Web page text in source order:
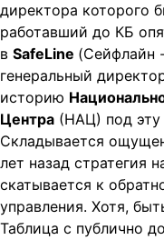
директора которого
работавший до КБ
в SafeLine (Сейфлайн
генеральный
историю
Центра (НАЦ) под эту
Складывается
лет назад стратегия
скатывается к
управления. Хотя,
Таблица с публично